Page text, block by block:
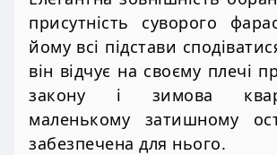
присутність суворого
йому всі підстави
він відчує на своєму плечі
закону і зимова
маленькому затишному
забезпечена для нього.